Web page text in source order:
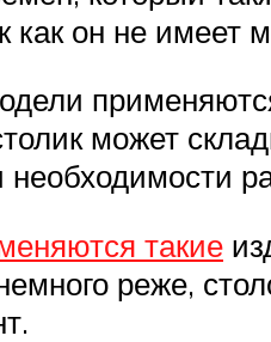
как он не имеет
может
необходимости
такие
реже,